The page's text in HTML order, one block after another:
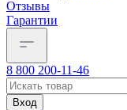
Отзывы
Гарантии
8 800 200-11-46
Вход